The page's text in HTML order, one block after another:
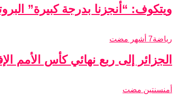
ويتكوف: “أنجزنا بدرجة كبيرة”
رياضة7 أشهر مضت
الجزائر إلى ربع نهائي كأس الأمم
أمنسنتين مضت